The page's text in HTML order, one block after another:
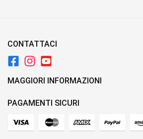
CONTATTACI
MAGGIORI INFORMAZIONI
PAGAMENTI SICURI